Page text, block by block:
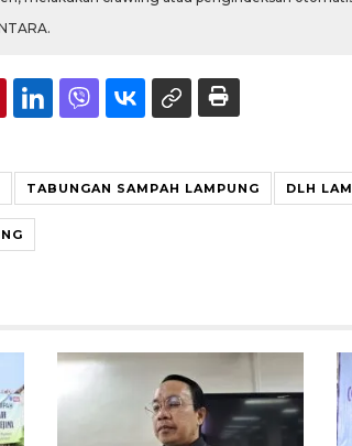
TABUNGAN SAMPAH LAMPUNG DLH